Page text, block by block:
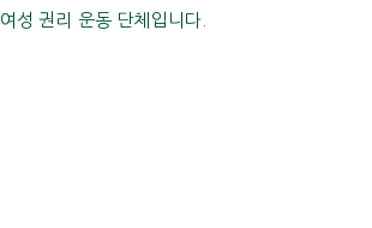
여성 권리 운동 단체입니다.